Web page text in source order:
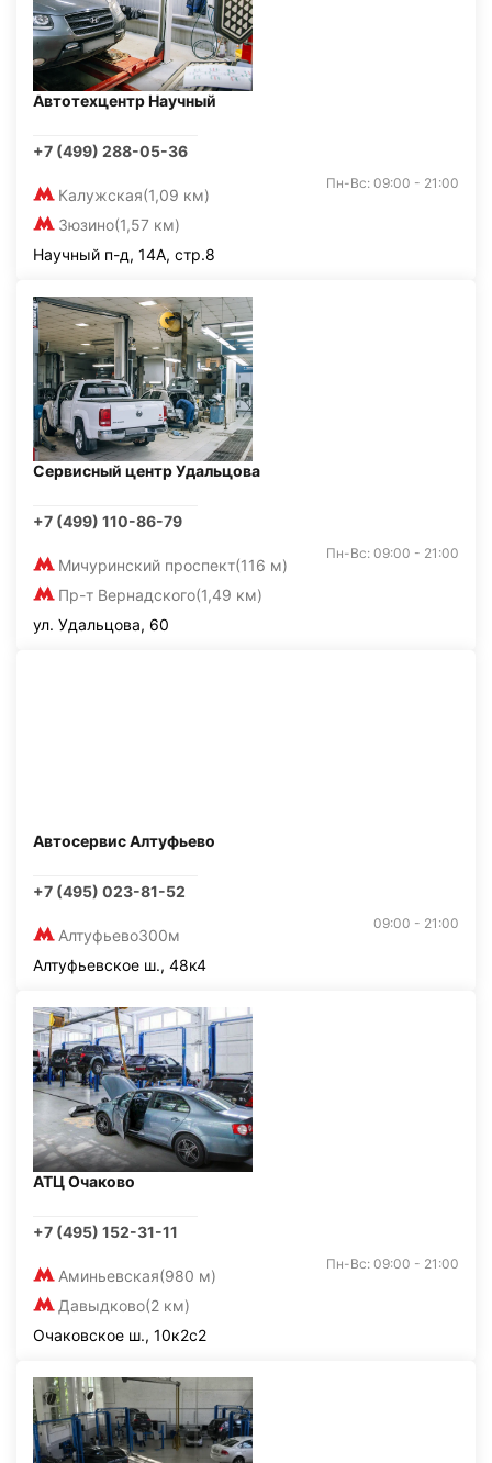
Автотехцентр Научный
+7 (499) 288-05-36
Калужская(1,09 км)
Зюзино(1,57 км)
Пн-Вс: 09:00 - 21:00
Научный п-д, 14А, стр.8
Сервисный центр Удальцова
+7 (499) 110-86-79
Мичуринский проспект(116 м)
Пр-т Вернадского(1,49 км)
Пн-Вс: 09:00 - 21:00
ул. Удальцова, 60
Автосервис Алтуфьево
+7 (495) 023-81-52
Алтуфьево300м
09:00 - 21:00
Алтуфьевское ш., 48к4
АТЦ Очаково
+7 (495) 152-31-11
Аминьевская(980 м)
Давыдково(2 км)
Пн-Вс: 09:00 - 21:00
Очаковское ш., 10к2с2